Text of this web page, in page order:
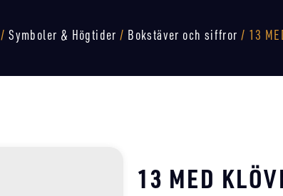
/Symboler & Högtider / Bokstäver och siffror / 13
13 MED